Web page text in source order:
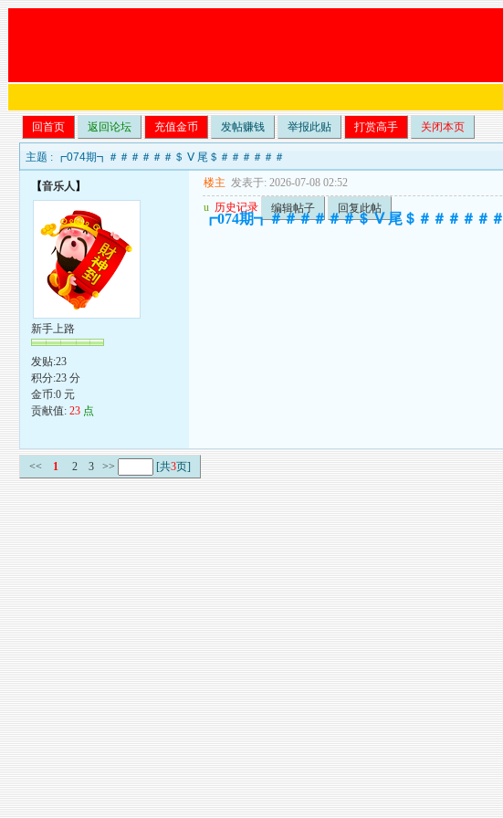
回首页 返回论坛 充值金币 发帖赚钱 举报此贴 打赏高手 关闭本页
主题 : ┏074期┓＃＃＃＃＃＃＄ Ⅴ 尾＄＃＃＃＃＃＃
【音乐人 】
新手上路
发贴:23
积分:23 分
金币:0 元
贡献值:23 点
楼主 发表于: 2026-07-08 02:52
u 历史记录 编辑帖子 回复此帖
┏074期┓＃＃＃＃＃＃＄ Ⅴ 尾＄＃＃＃＃＃＃
<< 1 2 3 >> [共3页]